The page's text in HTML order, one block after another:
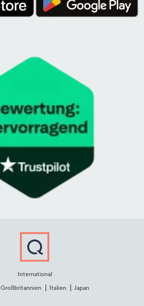
International
Großbritannien Italien Japan